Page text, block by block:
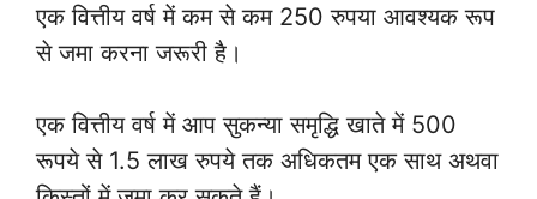
एक वित्तीय वर्ष में कम से कम 250 रुपया आवश्यक रूप
से जमा करना जरूरी है।
एक वित्तीय वर्ष में आप सुकन्या समृद्धि खाते में 500
रूपये से 1.5 लाख रुपये तक अधिकतम एक साथ अथवा